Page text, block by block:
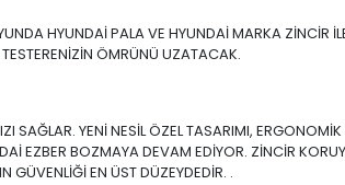
HYUNDAİ PALA VE HYUNDAİ MARKA
ÖMRÜNÜ UZATACAK.
YENİ NESİL ÖZEL TASARIMI,
EZBER BOZMAYA DEVAM EDİYOR. ZİNCİR
GÜVENLİĞİ EN ÜST DÜZEYDEDİR. .